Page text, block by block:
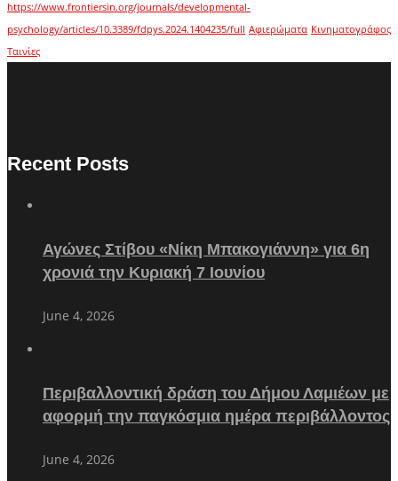
https://www.frontiersin.org/journals/developmental-
psychology/articles/10.3389/fdpys.2024.1404235/full Αφιερώματα Κινηματογράφος
Ταινίες
Recent Posts
Αγώνες Στίβου «Νίκη Μπακογιάννη» για 6η
χρονιά την Κυριακή 7 Ιουνίου
June 4, 2026
Περιβαλλοντική δράση του Δήμου Λαμιέων με
αφορμή την παγκόσμια ημέρα περιβάλλοντος
June 4, 2026